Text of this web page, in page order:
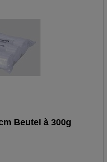
Beutel à 300g